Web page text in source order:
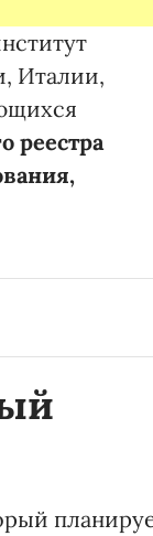
Италии,
реестра